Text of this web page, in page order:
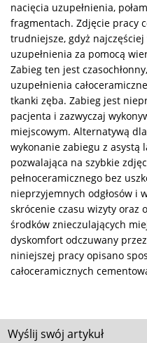
nacięcia uzupełnienia,
fragmentach. Zdjęcie pracy
trudniejsze, gdyż najczęściej
uzupełnienia za pomocą
Zabieg ten jest
uzupełnienia
tkanki zęba. Zabieg jest
pacjenta i zazwyczaj
miejscowym. Alternatywą
wykonanie zabiegu z asystą
pozwalająca na szybkie
pełnoceramicznego bez
nieprzyjemnych odgłosów i
skrócenie czasu wizyty oraz
środków znieczulających
dyskomfort odczuwany
niniejszej pracy opisano
całoceramicznych
Wyślij swój artykuł